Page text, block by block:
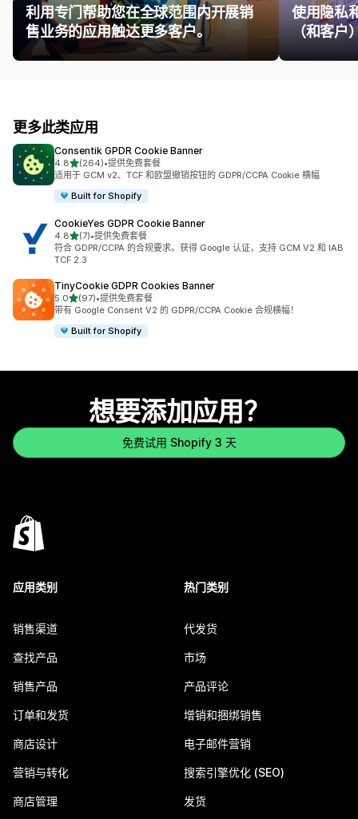
利用专门帮助您在全球范围内开展销
售业务的应用触达更多客户。
使用隐私
（和客户
更多此类应用
Consentik GPDR Cookie Banner
4.8星（满分 5 星）
(264)
总共 264 条评论
•提供免费套餐
适用于 GCM v2、TCF 和欧盟撤销按钮的 GDPR/CCPA Cookie 横幅
Built for Shopify
CookieYes GDPR Cookie Banner
4.8星（满分 5 星）
(7)
总共 7 条评论
•提供免费套餐
符合 GDPR/CCPA 的合规要求。获得 Google 认证，支持 GCM V2 和 IAB
TCF 2.3
TinyCookie GDPR Cookies Banner
5.0星（满分 5 星）
(97)
总共 97 条评论
•提供免费套餐
带有 Google Consent V2 的 GDPR/CCPA Cookie 合规横幅！
Built for Shopify
想要添加应用？
免费试用 Shopify 3 天
应用类别
销售渠道
查找产品
销售产品
订单和发货
商店设计
营销与转化
商店管理
热门类别
代发货
市场
产品评论
增销和捆绑销售
电子邮件营销
搜索引擎优化 (SEO)
发货